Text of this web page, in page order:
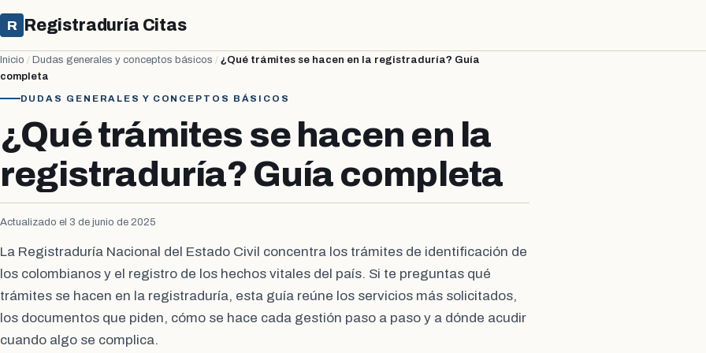
R Registraduría Citas
Inicio / Dudas generales y conceptos básicos / ¿Qué trámites se hacen en la registraduría? Guía
completa
DUDAS GENERALES Y CONCEPTOS BÁSICOS
¿Qué trámites se hacen en la
registraduría? Guía completa
Actualizado el 3 de junio de 2025
La Registraduría Nacional del Estado Civil concentra los trámites de identificación de
los colombianos y el registro de los hechos vitales del país. Si te preguntas qué
trámites se hacen en la registraduría, esta guía reúne los servicios más solicitados,
los documentos que piden, cómo se hace cada gestión paso a paso y a dónde acudir
cuando algo se complica.